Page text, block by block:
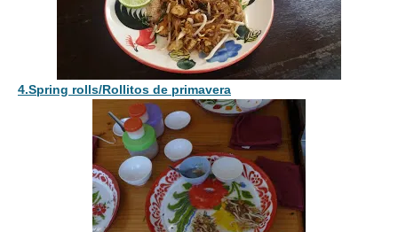
4.Spring rolls/Rollitos de primavera